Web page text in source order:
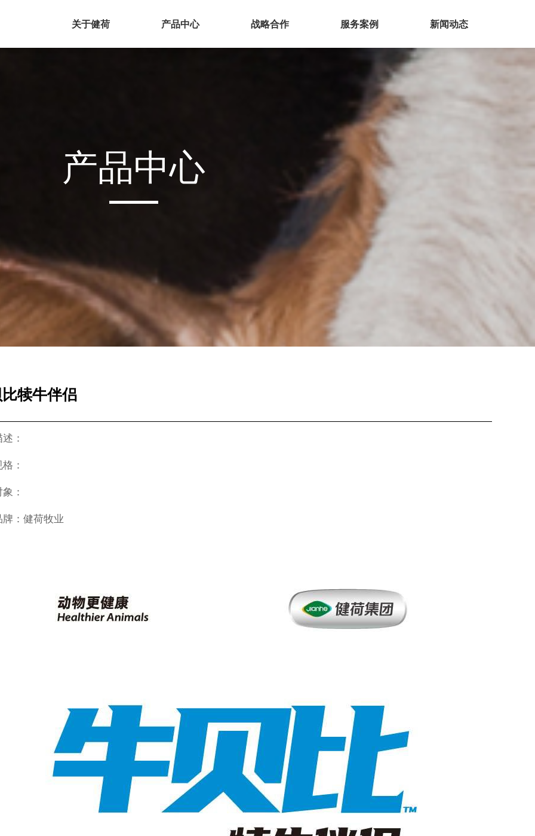
关于健荷 产品中心 战略合作 服务案例 新闻动态
产品中心
犊牛伴侣
：
：
：
牌：健荷牧业